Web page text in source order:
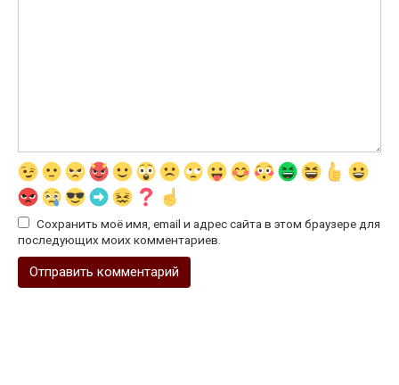
Сохранить моё имя, email и адрес сайта в этом браузере для
последующих моих комментариев.